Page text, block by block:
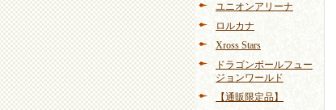
ユニオンアリーナ
ロルカナ
Xross Stars
ドラゴンボールフュー
ジョンワールド
【通販限定品】